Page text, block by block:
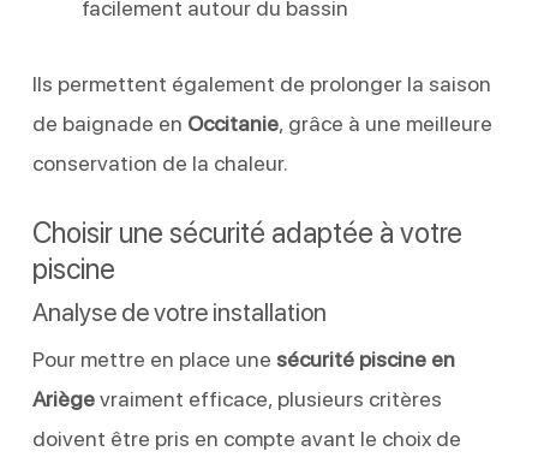
facilement autour du bassin
Ils permettent également de prolonger la saison
de baignade en Occitanie, grâce à une meilleure
conservation de la chaleur.
Choisir une sécurité adaptée à votre
piscine
Analyse de votre installation
Pour mettre en place une sécurité piscine en
Ariègevraiment efficace, plusieurs critères
doivent être pris en compte avant le choix de